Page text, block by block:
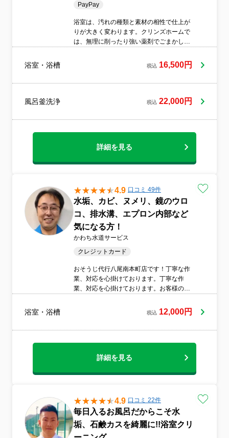
PayPay
浴室は、汚れの種類と素材の相性で仕上が
りが大きく変わります。クリンズホームで
は、無理に削ったり強い薬剤でごまかした
切にしています。気になる点があれば事前
に遠慮なくご相談ください。最適な作業内
浴室・浴槽 税込 16,500円
風呂釜洗浄 税込 22,000円
詳細を見る
4.9 口コミ 49件
水垢、カビ、ヌメリ、鏡のウロ
コ、排水溝、エプロン内部など
気になる方！
かわち水道サービス
クレジットカード
おそうじ代行八尾南本町店です！丁寧な作
業、対応を心掛けております。丁寧な作
業、対応を心掛けております。お客様のご
策★非喫煙★スリッパ持参★安心の損害保
浴室・浴槽 税込 12,000円
詳細を見る
4.9 口コミ 22件
毎日入るお風呂だからこそ水
垢、石鹸カスを綺麗に!!浴室クリ